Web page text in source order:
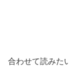
合わせて読みた